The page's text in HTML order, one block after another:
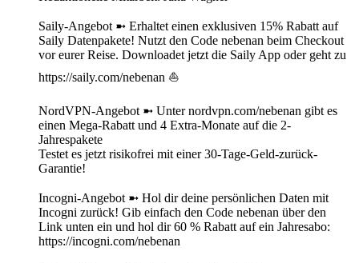
Saily-Angebot ➼ Erhaltet einen exklusiven 15% Rabatt auf
Saily Datenpakete! Nutzt den Code nebenan beim Checkout
vor eurer Reise. Downloadet jetzt die Saily App oder geht zu
https://saily.com/nebenan ⛵
NordVPN-Angebot ➼ Unter nordvpn.com/nebenan gibt es
einen Mega-Rabatt und 4 Extra-Monate auf die 2-
Jahrespakete
Testet es jetzt risikofrei mit einer 30-Tage-Geld-zurück-
Garantie!
Incogni-Angebot ➼ Hol dir deine persönlichen Daten mit
Incogni zurück! Gib einfach den Code nebenan über den
Link unten ein und hol dir 60 % Rabatt auf ein Jahresabo:
https://incogni.com/nebenan